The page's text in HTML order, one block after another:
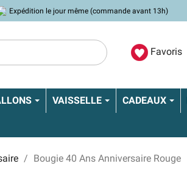
Expédition le jour même (commande avant 13h)
Favoris
VAISSELLE CADEAUX
Bougie 40 Ans Anniversaire Rouge